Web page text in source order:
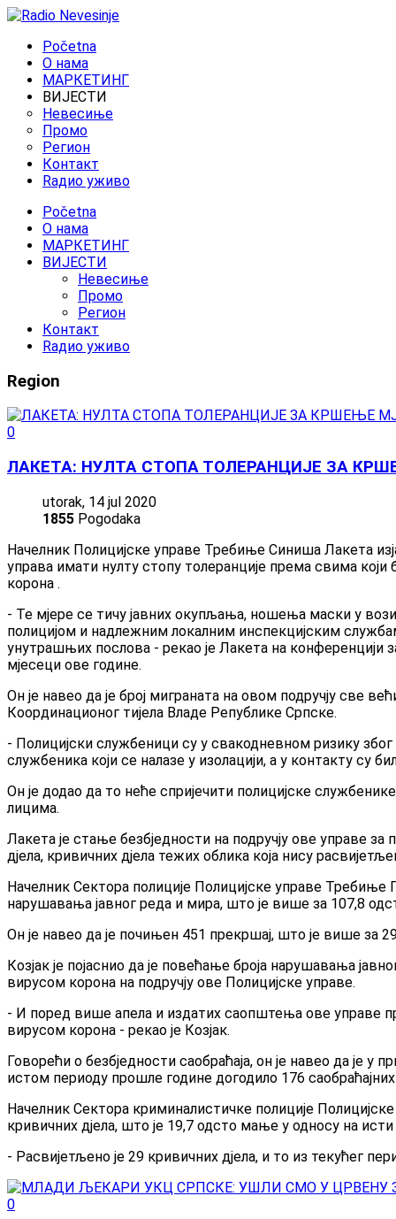
Početna
O нама
МАРКЕТИНГ
ВИЈЕСТИ
Невесиње
Промо
Регион
Контакт
Rадио уживо
Početna
O нама
МАРКЕТИНГ
ВИЈЕСТИ
Невесиње
Промо
Регион
Контакт
Rадио уживо
Region
0
ЛАКЕТА: НУЛТА СТОПА ТОЛЕРАНЦИЈЕ ЗА
utorak, 14 jul 2020
1855 Pogodaka
Начелник Полицијске управе Требиње Синиша Лакета
управа имати нулту стопу толеранције према свима
корона .
- Те мјере се тичу јавних окупљања, ношења маски у
полицијом и надлежним локалним инспекцијским
унутрашњих послова - рекао је Лакета на конференцији
мјесеци ове године.
Он је навео да је број миграната на овом подручју све
Координационог тијела Владе Републике Српске.
- Полицијски службеници су у свакодневном ризику
службеника који се налазе у изолацији, а у контакту су
Он је додао да то неће спријечити полицијске
лицима.
Лакета је стање безбједности на подручју ове управе
дјела, кривичних дјела тежих облика која нису
Начелник Сектора полиције Полицијске управе Требиње
нарушавања јавног реда и мира, што је више за 107,8
Он је навео да је почињен 451 прекршај, што је више за
Козјак је појаснио да је повећање броја нарушавања
вирусом корона на подручју ове Полицијске управе.
- И поред више апела и издатих саопштења ове управе
вирусом корона - рекао је Козјак.
Говорећи о безбједности саобраћаја, он је навео да је у
истом периоду прошле године догодило 176
Начелник Сектора криминалистичке полиције
кривичних дјела, што је 19,7 одсто мање у односу на
- Расвијетљено је 29 кривичних дјела, и то из текућег
0